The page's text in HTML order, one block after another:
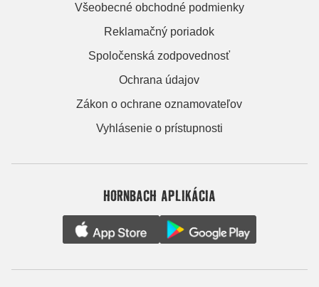
Všeobecné obchodné podmienky
Reklamačný poriadok
Spoločenská zodpovednosť
Ochrana údajov
Zákon o ochrane oznamovateľov
Vyhlásenie o prístupnosti
HORNBACH APLIKÁCIA